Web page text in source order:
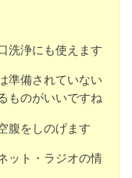
洗浄にも使えます
準備されていない
ものがいいですね
腹をしのげます
ット・ラジオの情